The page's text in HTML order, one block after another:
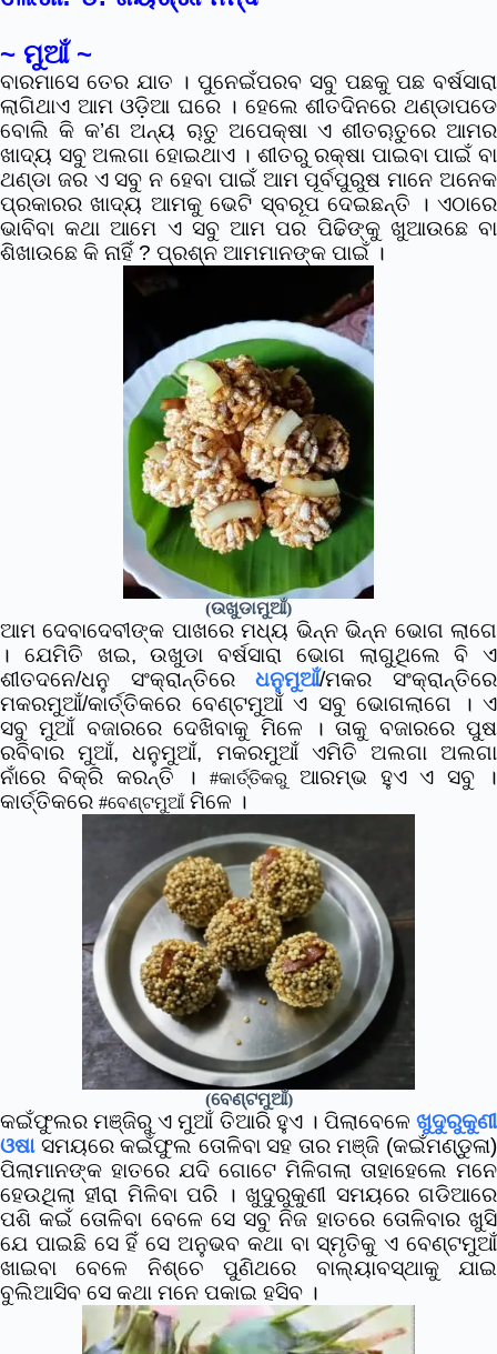
~ ମୁଆଁ ~
ବାରମାସେ ତେର ଯାତ । ପୁନେଇଁପରବ ସବୁ ପଛକୁ ପଛ ବର୍ଷସାରା
ଲାଗିଥାଏ ଆମ ଓଡ଼ିଆ ଘରେ । ହେଲେ ଶୀତଦିନରେ ଥଣ୍ଡାପଡେ
ବୋଲି କି କ’ଣ ଅନ୍ୟ ୠତୁ ଅପେକ୍ଷା ଏ ଶୀତୠତୁରେ ଆମର
ଖାଦ୍ୟ ସବୁ ଅଲଗା ହୋଇଥାଏ । ଶୀତରୁ ରକ୍ଷା ପାଇବା ପାଇଁ ବା
ଥଣ୍ଡା ଜର ଏ ସବୁ ନ ହେବା ପାଇଁ ଆମ ପୂର୍ବପୁରୁଷ ମାନେ ଅନେକ
ପ୍ରକାରର ଖାଦ୍ୟ ଆମକୁ ଭେଟି ସ୍ବରୂପ ଦେଇଛନ୍ତି । ଏଠାରେ
ଭାବିବା କଥା ଆମେ ଏ ସବୁ ଆମ ପର ପିଢିଙ୍କୁ ଖୁଆଉଛେ ବା
ଶିଖାଉଛେ କି ନାହିଁ ? ପ୍ରଶ୍ନ ଆମମାନଙ୍କ ପାଇଁ ।
(ଉଖୁଡାମୁଆଁ)
ଆମ ଦେବାଦେବୀଙ୍କ ପାଖରେ ମଧ୍ୟ ଭିନ୍ନ ଭିନ୍ନ ଭୋଗ ଲାଗେ
। ଯେମିତି ଖଇ, ଉଖୁଡା ବର୍ଷସାରା ଭୋଗ ଲାଗୁଥିଲେ ବି ଏ
ଶୀତଦନେ/ଧନୁ ସଂକ୍ରାନ୍ତିରେଧନୁମୁଆଁ/ମକର ସଂକ୍ରାନ୍ତିରେ
ମକରମୁଆଁ/କାର୍ତ୍ତିକରେ ବେଣ୍ଟମୁଆଁ ଏ ସବୁ ଭୋଗଲାଗେ । ଏ
ସବୁ ମୁଆଁ ବଜାରରେ ଦେଖିବାକୁ ମିଳେ । ତାକୁ ବଜାରରେ ପୁଷ
ରବିବାର ମୁଆଁ, ଧନୁମୁଆଁ, ମକରମୁଆଁ ଏମିତି ଅଲଗା ଅଲଗା
ନାଁରେ ବିକ୍ରି କରନ୍ତି ।
#କାର୍ତ୍ତିକରୁଆରମ୍ଭ ହୁଏ ଏ ସବୁ ।
କାର୍ତ୍ତିକରେ #ବେଣ୍ଟମୁଆଁମିଳେ ।
(ବେଣ୍ଟମୁଆଁ)
କଇଁଫୁଲର ମଞ୍ଜିରୁ ଏ ମୁଆଁ ତିଆରି ହୁଏ । ପିଲାବେଳେ ଖୁଦୁରୁକୁଣୀ
ଓଷାସମୟରେ କଇଁଫୁଲ ତୋଳିବା ସହ ତାର ମଞ୍ଜି (କଇଁମଣ୍ଡୁଳା)
ପିଲାମାନଙ୍କ ହାତରେ ଯଦି ଗୋଟେ ମିଳିଗଲା ତାହାହେଲେ ମନେ
ହେଉଥିଲା ହୀରା ମିଳିବା ପରି । ଖୁଦୁରୁକୁଣୀ ସମୟରେ ଗଡିଆରେ
ପଶି କଇଁ ତୋଳିବା ବେଳେ ସେ ସବୁ ନିଜ ହାତରେ ତୋଳିବାର ଖୁସି
ଯେ ପାଇଛି ସେ ହିଁ ସେ ଅନୁଭବ କଥା ବା ସ୍ମୃତିକୁ ଏ ବେଣ୍ଟମୁଆଁ
ଖାଇବା ବେଳେ ନିଶ୍ଚେ ପୁଣିଥରେ ବାଲ୍ୟାବସ୍ଥାକୁ ଯାଇ
ବୁଲିଆସିବ ସେ କଥା ମନେ ପକାଇ ହସିବ ।